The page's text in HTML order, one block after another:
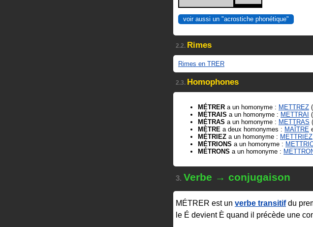
voir aussi un "acrostiche phonétique"
2.2. Rimes
Rimes en TRER
2.3. Homophones
MÉTRER a un homonyme : METTREZ
MÉTRAIS a un homonyme : METTRAI
MÉTRAS a un homonyme : METTRAS
MÈTRE a deux homonymes : MAÎTRE
MÉTRIEZ a un homonyme : METTRIEZ
MÉTRIONS a un homonyme :
MÉTRONS a un homonyme :
3. Verbe → conjugaison
MÉTRER est un verbe transitifdu
le É devient È quand il précède une